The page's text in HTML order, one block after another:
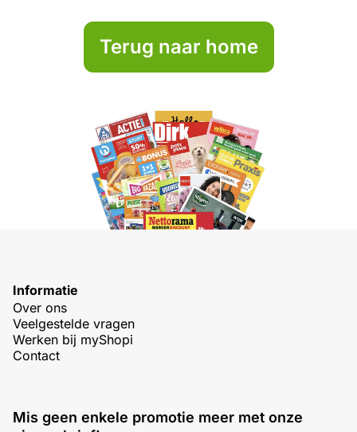
Terug naar home
Informatie
Over ons
Veelgestelde vragen
Werken bij myShopi
Contact
Mis geen enkele promotie meer met onze